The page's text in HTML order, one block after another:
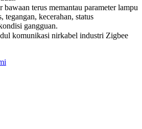
terus memantau parameter lampu
tegangan, kecerahan, status
gangguan.
komunikasi nirkabel industri Zigbee